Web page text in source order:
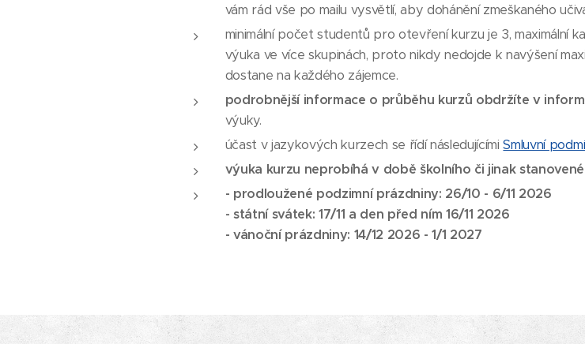
vám rád vše po mailu vysvětlí, aby dohánění zmeškaného
minimální počet studentů pro otevření kurzu je 3, maximální
výuka ve více skupinách, proto nikdy nedojde k navýšení
dostane na každého zájemce.
podrobnější informace o průběhu kurzů obdržíte v
výuky.
účast v jazykových kurzech se řídí následujícímiSmluvní
výuka kurzu neprobíhá v době školního či jinak
- prodloužené podzimní prázdniny: 26/10 - 6/11 2026
- státní svátek: 17/11 a den před ním 16/11 2026
- vánoční prázdniny: 14/12 2026 - 1/1 2027